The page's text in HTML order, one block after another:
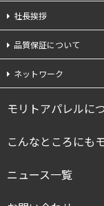
社長挨拶
品質保証について
ネットワーク
モリトアパレルに
こんなところにも
ニュース一覧